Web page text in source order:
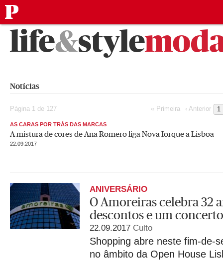
Saltarlife&style
Notícias
Página 1 de 127 « Primeira ‹ Anterior 1
AS CARAS POR TRÁS DAS MARCAS
A mistura de cores de Ana Romero liga Nova Iorque a Lisboa
22.09.2017
ANIVERSÁRIO
O Amoreiras celebra 32
descontos e um
22.09.2017 Culto
Shopping abre neste fim-de-
no âmbito da Open House